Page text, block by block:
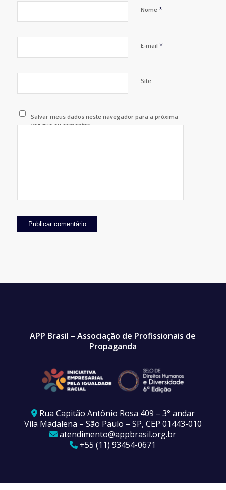
Nome *
E-mail *
Site
Salvar meus dados neste navegador para a próxima
vez que eu comentar.
APP Brasil – Associação de Profissionais de
Propaganda
Rua Capitão Antônio Rosa 409 – 3° andar
Vila Madalena – São Paulo – SP, CEP 01443-010
atendimento@appbrasil.org.br
+55 (11) 93454-0671